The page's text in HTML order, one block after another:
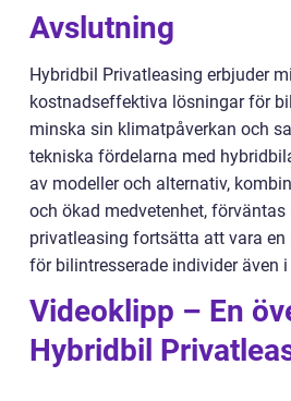
Avslutning
Hybridbil Privatleasing erbjuder
kostnadseffektiva lösningar för
minska sin klimatpåverkan och
tekniska fördelarna med
av modeller och alternativ,
och ökad medvetenhet, förväntas
privatleasing fortsätta att vara
för bilintresserade individer även
Videoklipp – En
Hybridbil